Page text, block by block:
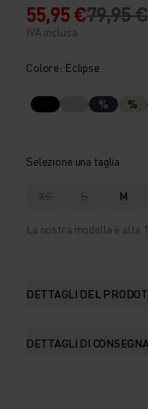
55,95 €79,95 €
IVA inclusa
Colore: Eclipse
% %
Selezione una taglia
XS S M
La nostra modella è alta
DETTAGLI DEL
DETTAGLI DI CONSEGNA